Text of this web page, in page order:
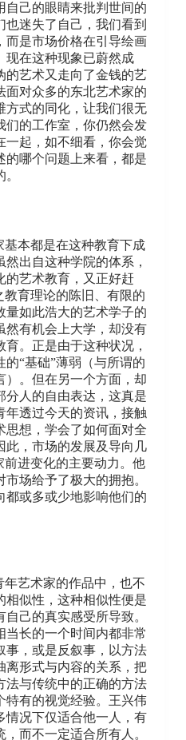
自己的眼睛来批判世间的
迷失了自己，我们看到
而是市场价格在引导绘画
现在这种现象已蔚然成
的艺术又走向了金钱的艺
面对众多的东北艺术家的
方式的同化，让我们很无
们的工作室，你仍然会发
一起，如不细看，你会觉
的哪个问题上来看，都是
基本都是在这种教育下成
出自这种学院的体系，
的艺术教育，又正好赶
教育理论的陈旧、有限的
量如此浩大的艺术学子的
然有机会上大学，却没有
。正是由于这种状况，
“基础”薄弱（与所谓的
）。但在另一个方面，却
分人的自由表达，这真是
年透过今天的资讯，接触
思想，学会了如何面对全
此，市场的发展及导向几
前进变化的主要动力。他
场给予了极大的拥抱。
都或多或少地影响他们的
年艺术家的作品中，也不
相似性，这种相似性便是
己的真实感受所导致。
当长的一个时间内都非常
事，或是反叙事，以方法
离形式与内容的关系，把
法与传统中的正确的方法
特有的视觉经验。王兴伟
情况下仅适合他一人，有
而不一定适合所有人。